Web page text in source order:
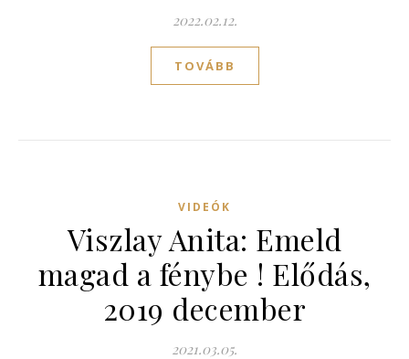
2022.02.12.
TOVÁBB
VIDEÓK
Viszlay Anita: Emeld
magad a fénybe ! Elődás,
2019 december
2021.03.05.